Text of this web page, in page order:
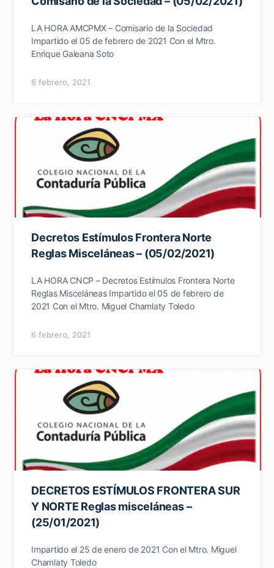
LA HORA AMCPMX – Comisario de la Sociedad
Impartido el 05 de febrero de 2021 Con el Mtro.
Enrique Galeana Soto
6 febrero, 2021
Decretos Estímulos Frontera Norte
Reglas Misceláneas – (05/02/2021)
LA HORA CNCP – Decretos Estímulos Frontera Norte
Reglas Misceláneas Impartido el 05 de febrero de
2021 Con el Mtro. Miguel Chamlaty Toledo
6 febrero, 2021
DECRETOS ESTÍMULOS FRONTERA SUR
Y NORTE Reglas misceláneas –
(25/01/2021)
Impartido el 25 de enero de 2021 Con el Mtro. Miguel
Chamlaty Toledo